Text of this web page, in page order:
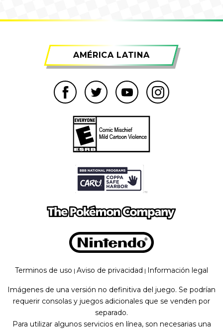
AMÉRICA LATINA
Terminos de uso | Aviso de privacidad | Información legal
Imágenes de una versión no definitiva del juego. Se podrían
requerir consolas y juegos adicionales que se venden por
separado.
Para utilizar algunos servicios en línea, son necesarias una